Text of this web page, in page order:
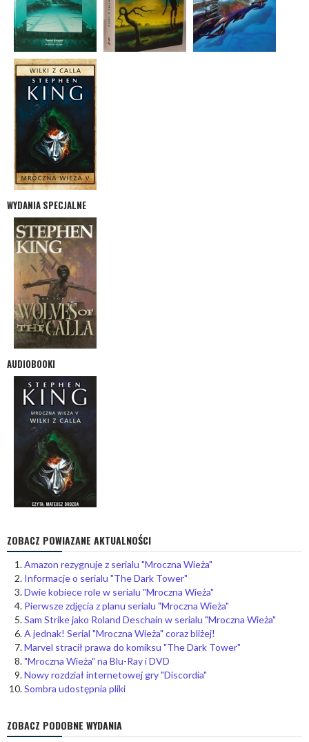
WYDANIA SPECJALNE
AUDIOBOOKI
ZOBACZ POWIAZANE AKTUALNOŚCI
Amazon rezygnuje z serialu "Mroczna Wieża"
Informacje o serialu "The Dark Tower"
Dwie kobiece role w serialu "Mroczna Wieża"
Pierwsze zdjęcia z planu serialu "Mroczna Wieża"
Sam Strike jako Roland Deschain w serialu "Mroczna Wieża"
A jednak! Serial "Mroczna Wieża" coraz bliżej!
Marvel stracił prawa do komiksu "The Dark Tower"
"Mroczna Wieża" na Blu-Ray i DVD
Nowy rozdział internetowej gry "Discordia"
Sombra udostępnia pliki
ZOBACZ PODOBNE WYDANIA